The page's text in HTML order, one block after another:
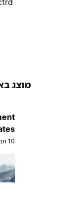
מוצג
10 תבניות